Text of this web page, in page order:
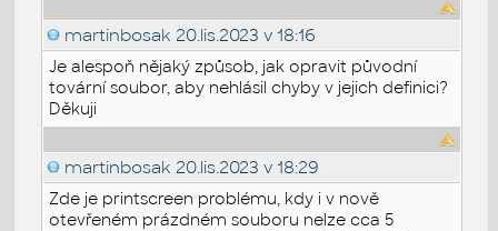
martinbosak 20.lis.2023 v 18:16
Je alespoň nějaký způsob, jak opravit původní
tovární soubor, aby nehlásil chyby v jejich definici?
Děkuji
martinbosak 20.lis.2023 v 18:29
Zde je printscreen problému, kdy i v nově
otevřeném prázdném souboru nelze cca 5